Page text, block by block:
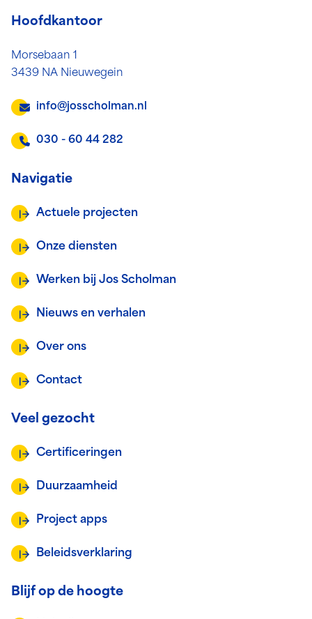
Hoofdkantoor
Morsebaan 1
3439 NA Nieuwegein
info@josscholman.nl
030 - 60 44 282
Navigatie
Actuele projecten
Onze diensten
Werken bij Jos Scholman
Nieuws en verhalen
Over ons
Contact
Veel gezocht
Certificeringen
Duurzaamheid
Project apps
Beleidsverklaring
Blijf op de hoogte